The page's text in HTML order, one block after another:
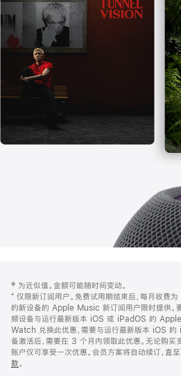
中
打
开)
页
页
脚
注
‡ 为近似值。金额可能随时间变动。
⁺ 仅限新订阅用户。免费试用期结束后，每月收费
的新设备的 Apple Music 新订阅用户限时提供。
频设备与运行最新版本 iOS 或 iPadOS 的
Watch 兑换此优惠，需要与运行最新版本 iOS 的
备激活后，需要在 3 个月内领取此优惠。无论购
账户仅可享受一次优惠。会员方案将自动续订，直
款。